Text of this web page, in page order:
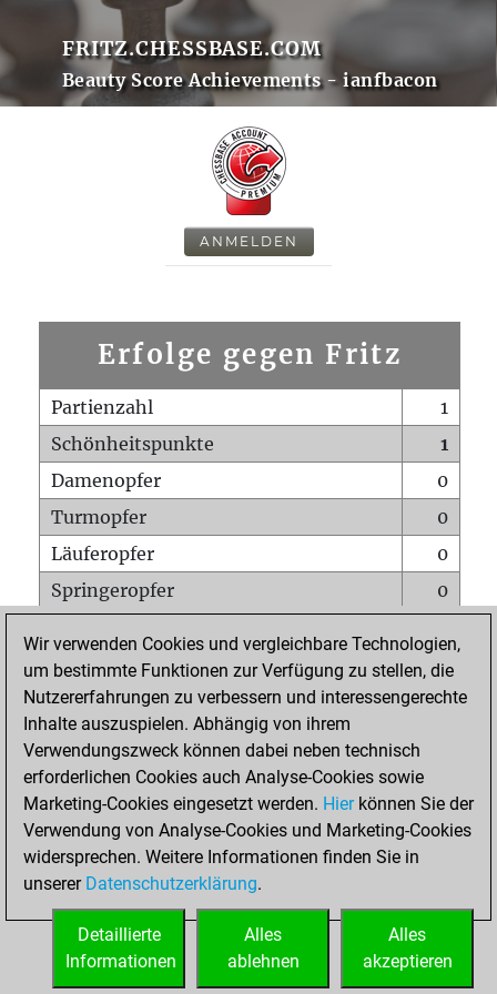
FRITZ.CHESSBASE.COM
Beauty Score Achievements - ianfbacon
ANMELDEN
Erfolge gegen Fritz
Partienzahl
1
Schönheitspunkte
1
Damenopfer
0
Turmopfer
0
Läuferopfer
0
Springeropfer
0
Matt auf vollem Brett
0
Bauer setzt Matt
0
Erstickte Matts
Unterverwandlungen
Türme auf der siebten
0
STARTSEITE
Wir verwenden Cookies und vergleichbare Technologien,
um bestimmte Funktionen zur Verfügung zu stellen, die
Nutzererfahrungen zu verbessern und interessengerechte
Inhalte auszuspielen. Abhängig von ihrem
Verwendungszweck können dabei neben technisch
erforderlichen Cookies auch Analyse-Cookies sowie
Marketing-Cookies eingesetzt werden. Hierkönnen Sie der
Verwendung von Analyse-Cookies und Marketing-Cookies
widersprechen. Weitere Informationen finden Sie in
unserer Datenschutzerklärung.
Alles
akzeptieren
Alles
ablehnen
Detaillierte
Informationen